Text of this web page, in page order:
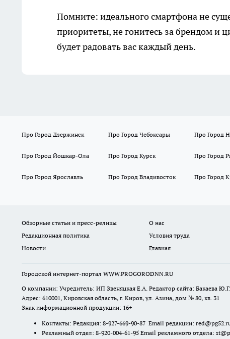
Помните: идеального смартфона не
приоритеты, не гонитесь за брендом и
будет радовать вас каждый день.
Про Город Дзержинск Про Город Чебоксары Про Город
Про Город Йошкар-Ола Про Город Курск Про Город
Про Город Ярославль Про Город Владивосток Про Город
Обзорные статьи и пресс-релизы О нас
Редакционная политика
Условия труда
Новости
Главная
Городской интернет-портал WWW.PROGORODNN.RU
О компании: Учредитель: ИП Звеняцкая Е.А. Редактор сайта: Бакаева Ю.Г.
Адрес: 610001, Кировская область, г. Киров, ул. Азина, дом № 80, кв. 31
Знак информационной продукции: 16+
Контакты: Редакция: 8-927-669-90-87 Email редакции:
Рекламный отдел: 8-920-004-61-95 Email рекламного отдела: